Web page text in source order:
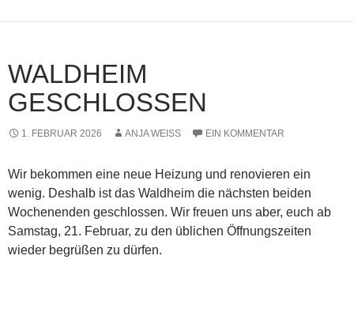
WALDHEIM
GESCHLOSSEN
1. FEBRUAR 2026 ANJA WEISS EIN KOMMENTAR
Wir bekommen eine neue Heizung und renovieren ein
wenig. Deshalb ist das Waldheim die nächsten beiden
Wochenenden geschlossen. Wir freuen uns aber, euch ab
Samstag, 21. Februar, zu den üblichen Öffnungszeiten
wieder begrüßen zu dürfen.